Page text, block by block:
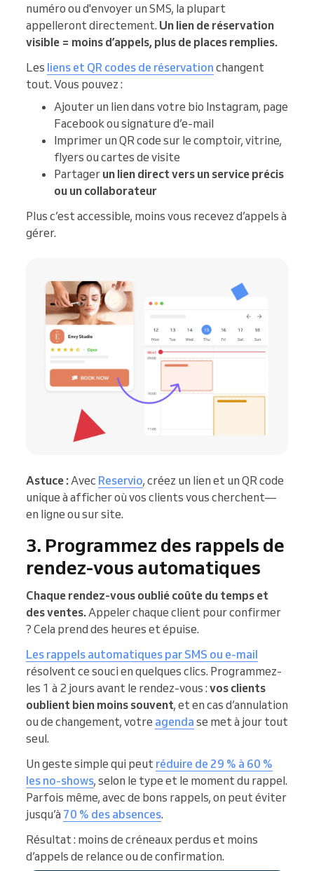
numéro ou d'envoyer un SMS, la plupart
appelleront directement. Un lien de réservation
visible = moins d’appels, plus de places remplies.
Les liens et QR codes de réservation changent
tout. Vous pouvez :
Ajouter un lien dans votre bio Instagram, page
Facebook ou signature d’e-mail
Imprimer un QR code sur le comptoir, vitrine,
flyers ou cartes de visite
Partager un lien direct vers un service précis
ou un collaborateur
Plus c’est accessible, moins vous recevez d’appels à
gérer.
Astuce : Avec Reservio, créez un lien et un QR code
unique à afficher où vos clients vous cherchent—
en ligne ou sur site.
3. Programmez des rappels de
rendez-vous automatiques
Chaque rendez-vous oublié coûte du temps et
des ventes. Appeler chaque client pour confirmer
? Cela prend des heures et épuise.
Les rappels automatiques par SMS ou e-mail
résolvent ce souci en quelques clics. Programmez-
les 1 à 2 jours avant le rendez-vous : vos clients
oublient bien moins souvent, et en cas d’annulation
ou de changement, votre agenda se met à jour tout
seul.
Un geste simple qui peut réduire de 29 % à 60 %
les no-shows, selon le type et le moment du rappel.
Parfois même, avec de bons rappels, on peut éviter
jusqu’à 70 % des absences.
Résultat : moins de créneaux perdus et moins
d’appels de relance ou de confirmation.